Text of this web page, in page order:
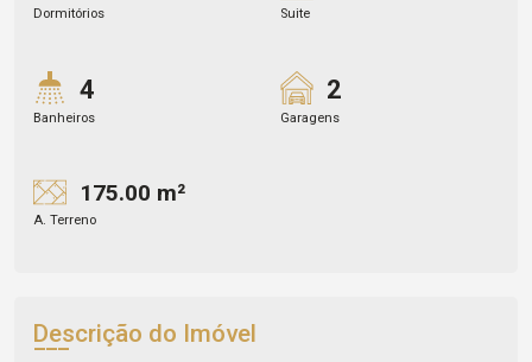
Dormitórios Suite
4
Banheiros
2
Garagens
175.00 m²
A. Terreno
Descrição do Imóvel